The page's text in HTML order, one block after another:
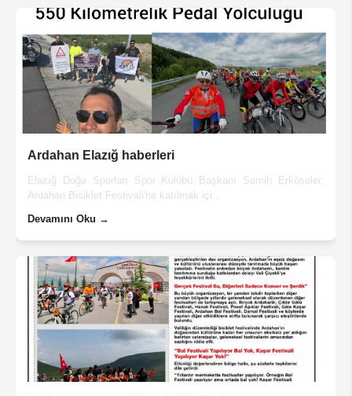
Ardahan Elazığ haberleri
Elazığ Doğa Sporları Spor Kulübü Başkanı Semih Erköseler,
Ardahan Bisiklet Festivali'ne katılmak içi...
Devamını Oku →